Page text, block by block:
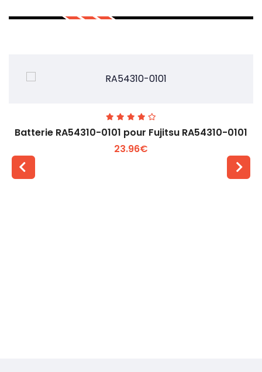
Batterie RA54310-0101 pour Fujitsu RA54310-0101
23.96€